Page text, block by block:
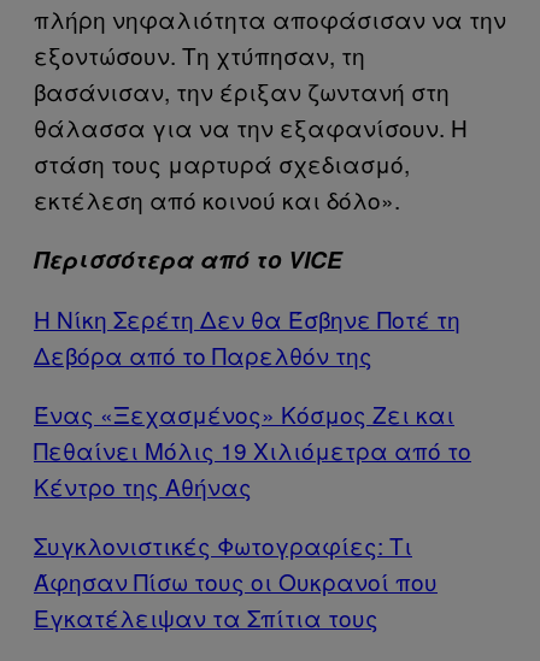
πλήρη νηφαλιότητα αποφάσισαν να την
εξοντώσουν. Τη χτύπησαν, τη
βασάνισαν, την έριξαν ζωντανή στη
θάλασσα για να την εξαφανίσουν. Η
στάση τους μαρτυρά σχεδιασμό,
εκτέλεση από κοινού και δόλο».
Περισσότερα από το VICE
Η Νίκη Σερέτη Δεν θα Έσβηνε Ποτέ τη
Δεβόρα από το Παρελθόν της
Ένας «Ξεχασμένος» Κόσμος Ζει και
Πεθαίνει Μόλις 19 Χιλιόμετρα από το
Κέντρο της Αθήνας
Συγκλονιστικές Φωτογραφίες: Τι
Άφησαν Πίσω τους οι Ουκρανοί που
Εγκατέλειψαν τα Σπίτια τους